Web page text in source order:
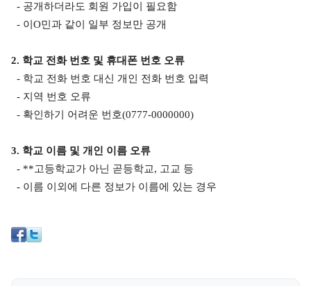
- 공개하더라도 회원 가입이 필요함
- 이 O민과 같이 일부 정보만 공개
2. 학교 전화 번호 및 휴대폰 번호 오류
- 학교 전화 번호 대신 개인 전화 번호 입력
- 지역 번호 오류
- 확인하기 어려운 번호(0777-0000000)
3. 학교 이름 및 개인 이름 오류
- **고등학교가 아닌 곧등학교, 고교 등
- 이름 이외에 다른 정보가 이름에 있는 경우